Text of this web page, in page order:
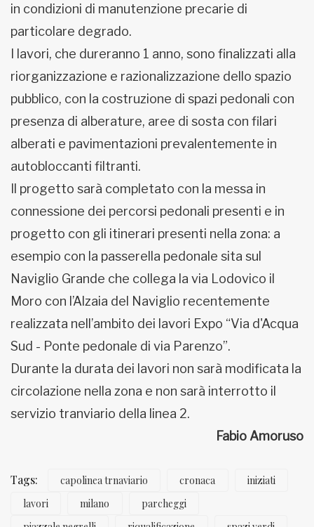
in condizioni di manutenzione precarie di
particolare degrado.
I lavori, che dureranno 1 anno, sono finalizzati alla
riorganizzazione e razionalizzazione dello spazio
pubblico, con la costruzione di spazi pedonali con
presenza di alberature, aree di sosta con filari
alberati e pavimentazioni prevalentemente in
autobloccanti filtranti.
Il progetto sarà completato con la messa in
connessione dei percorsi pedonali presenti e in
progetto con gli itinerari presenti nella zona: a
esempio con la passerella pedonale sita sul
Naviglio Grande che collega la via Lodovico il
Moro con l’Alzaia del Naviglio recentemente
realizzata nell’ambito dei lavori Expo “Via d'Acqua
Sud - Ponte pedonale di via Parenzo”.
Durante la durata dei lavori non sarà modificata la
circolazione nella zona e non sarà interrotto il
servizio tranviario della linea 2.
Fabio Amoruso
Tags: capolinea trnaviario cronaca
iniziati
lavori
milano
parcheggi